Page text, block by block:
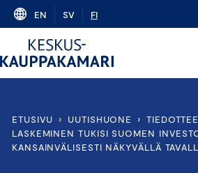
Skip
content
EN SV FI
ETUSIVU › UUTISHUONE ›
LASKEMINEN TUKISI SUOMEN
KANSAINVÄLISESTI NÄKYVÄLLÄ